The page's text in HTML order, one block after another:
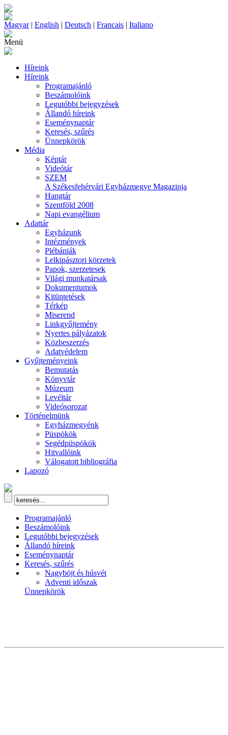
Magyar| English | Deutsch | Francais | Italiano
Menü
Híreink
Híreink
Programajánló
Beszámolóink
Legutóbbi bejegyzések
Állandó híreink
Eseménynaptár
Keresés, szűrés
Ünnepkörök
Média
Képtár
Videótár
SZEM
A Székesfehérvári Egyházmegye Magazinja
Hangtár
Szentföld 2008
Napi evangélium
Adattár
Egyházunk
Intézmények
Plébániák
Lelkipásztori körzetek
Papok, szerzetesek
Világi munkatársak
Dokumentumok
Kitüntetések
Térkép
Miserend
Linkgyűjtemény
Nyertes pályázatok
Közbeszerzés
Adatvédelem
Gyűjteményeink
Bemutatás
Könyvtár
Múzeum
Levéltár
Videósorozat
Történelmünk
Egyházmegyénk
Püspökök
Segédpüspökök
Hitvallóink
Válogatott bibliográfia
Lapozó
Programajánló
Beszámolóink
Legutóbbi bejegyzések
Állandó híreink
Eseménynaptár
Keresés, szűrés
Nagyböjt és húsvét
Adventi időszak
Ünnepkörök